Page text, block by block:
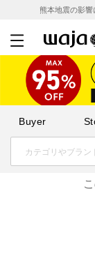
熊本地震の影
Buyer